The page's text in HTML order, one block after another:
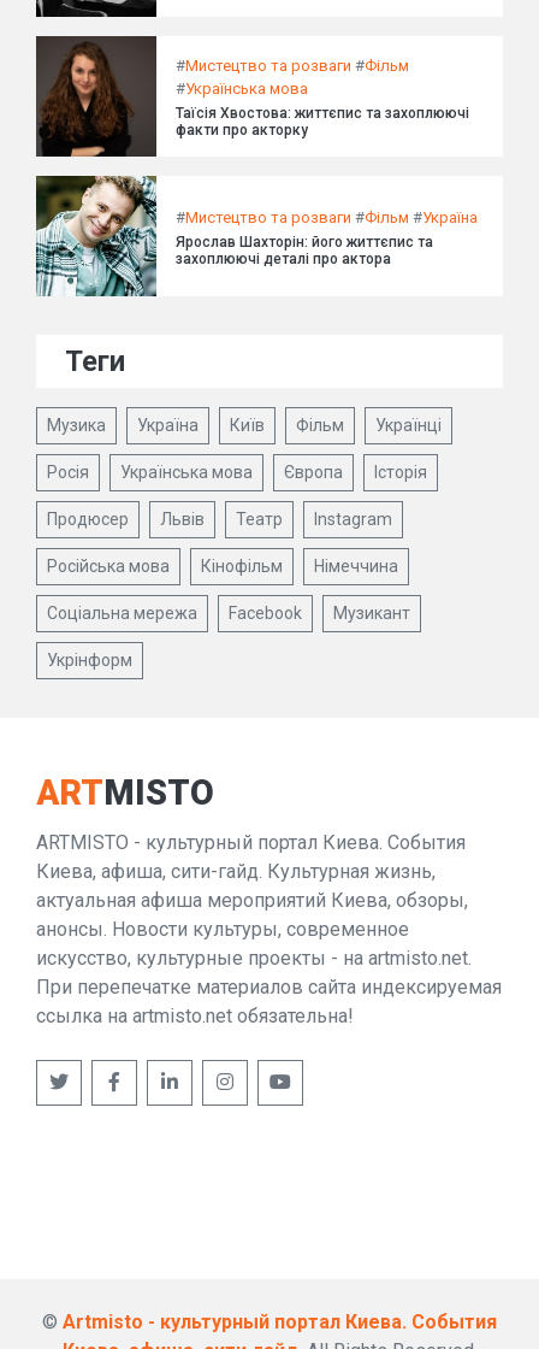
#Мистецтво та розваги #Фільм
#Українська мова
Таїсія Хвостова: життєпис та захоплюючі
факти про акторку
#Мистецтво та розваги #Фільм #Україна
Ярослав Шахторін: його життєпис та
захоплюючі деталі про актора
Теги
Музика Україна Київ Фільм Українці
Росія Українська мова Європа Історія
Продюсер Львів Театр Instagram
Російська мова Кінофільм Німеччина
Соціальна мережа Facebook Музикант
Укрінформ
ARTMISTO
ARTMISTO - культурный портал Киева. События
Киева, афиша, сити-гайд. Культурная жизнь,
актуальная афиша мероприятий Киева, обзоры,
анонсы. Новости культуры, современное
искусство, культурные проекты - на artmisto.net.
При перепечатке материалов сайта индексируемая
ссылка на artmisto.net обязательна!
© Artmisto - культурный портал Киева. События